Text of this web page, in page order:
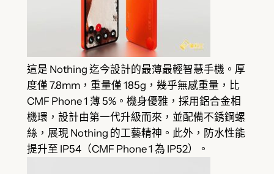
這是 Nothing 迄今設計的最薄最輕智慧手機。厚
度僅 7.8mm，重量僅 185g，幾乎無感重量，比
CMF Phone 1 薄 5%。機身優雅，採用鋁合金相
機環，設計由第一代升級而來，並配備不銹鋼螺
絲，展現 Nothing 的工藝精神。此外，防水性能
提升至 IP54（CMF Phone 1 為 IP52）。